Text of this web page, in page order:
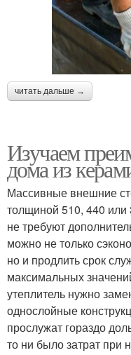
читать дальше →
Изучаем
дома из
Массивные внешние
толщиной 510, 440 или
не требуют
можно не только
но и продлить срок
максимальных
утеплитель нужно
однослойные
прослужат гораздо
то ни было затрат при